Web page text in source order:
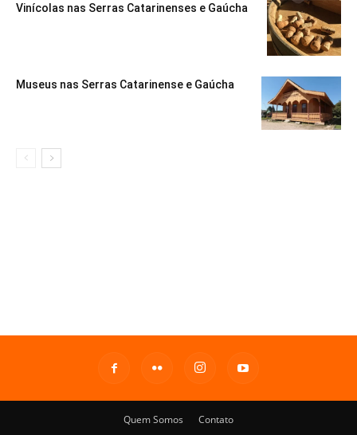
Vinícolas nas Serras Catarinenses e Gaúcha
Museus nas Serras Catarinense e Gaúcha
Quem Somos Contato